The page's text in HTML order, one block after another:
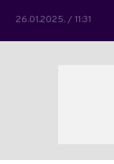
26.01.2025. / 11:31